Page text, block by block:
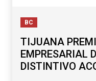
BC
TIJUANA
EMPRESARIAL
DISTINTIVO